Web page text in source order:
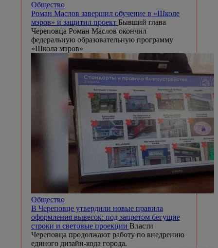
Общество
Роман Маслов завершил обучение в «Школе
мэров» и защитил проект Бывший глава
Череповца Роман Маслов окончил
федеральную образовательную программу
«Школа мэров»
Общество
В Череповце утвердили новые правила
оформления вывесок: под запретом бегущие
строки и световые проекции Власти
Череповца продолжают работу по внедрению
единого дизайн-кода города.